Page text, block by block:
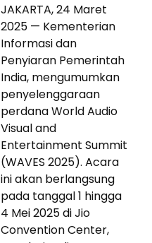
JAKARTA, 24 Maret
2025 — Kementerian
Informasi dan
Penyiaran Pemerintah
India, mengumumkan
penyelenggaraan
perdana World Audio
Visual and
Entertainment Summit
(WAVES 2025). Acara
ini akan berlangsung
pada tanggal 1 hingga
4 Mei 2025 di Jio
Convention Center,